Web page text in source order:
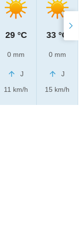
29 °C
0 mm
J
11 km/h
33 °C
0 mm
J
15 km/h